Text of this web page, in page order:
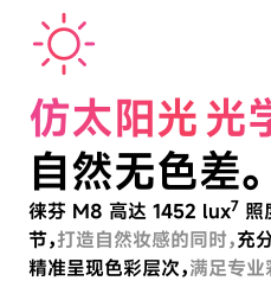
sunny
仿太阳光光
自然无色差。
徕芬 M8 高达 1452 lux7 照
节，打造自然妆感的同时，充
精准呈现色彩层次，满足专业